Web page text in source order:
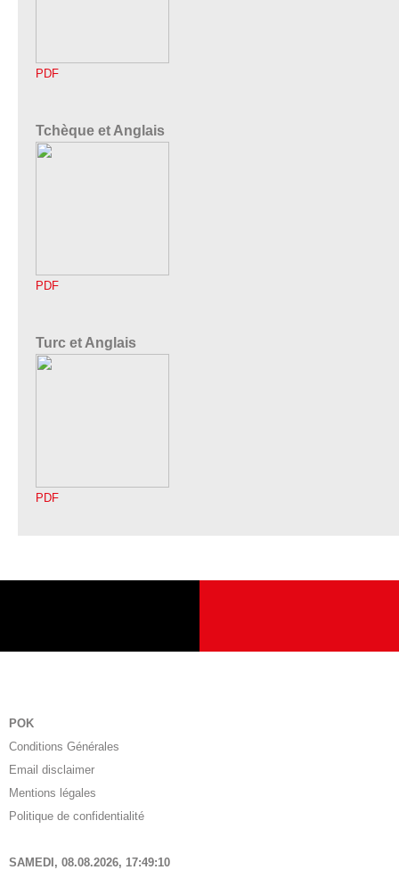
PDF
Tchèque et Anglais
PDF
Turc et Anglais
PDF
POK
Conditions Générales
Email disclaimer
Mentions légales
Politique de confidentialité
SAMEDI, 08.08.2026, 17:49:11